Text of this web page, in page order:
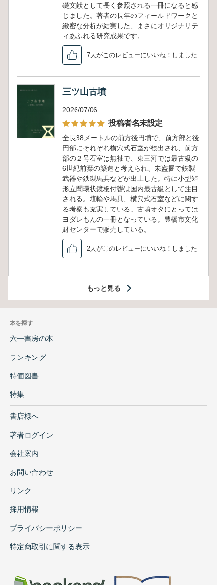
礎文献として長く参照される一冊になると感
じました。著者の長年のフィールドワークと
緻密な分析が結実した、まさにオリジナリテ
ィあふれる研究成果です。
7人がこのレビューにいいね！しました
三ツ山古墳
2026/07/06
投稿者名未設定
全長38メートルの前方後円墳で、前方部と後
円部にそれぞれ横穴式石室が検出され、前方
部の２号石室は無袖で、東三河では最古級の
6世紀前葉の築造と考えられ、未盗掘で鉄製
武器や鉄製馬具などが出土した。特に小型矩
形立聞環状鏡板付轡は国内最古級として注目
される。埴輪や馬具、横穴式石室などに関す
る考察も充実している。古墳オタにとっては
ヨダレもんの一冊となっている。豊橋市文化
財センターで販売している。
2人がこのレビューにいいね！しました
もっと見る
本を探す
六一書房の本
ランキング
特価図書
特集
書店様へ
著者ログイン
会社案内
お問い合わせ
リンク
採用情報
プライバシーポリシー
特定商取引に関する表示